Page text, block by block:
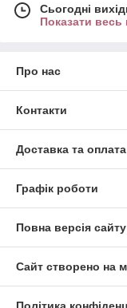
Сьогодні
Показати весь
Про нас
Контакти
Доставка та оплата
Графік роботи
Повна версія сайту
Сайт створено на